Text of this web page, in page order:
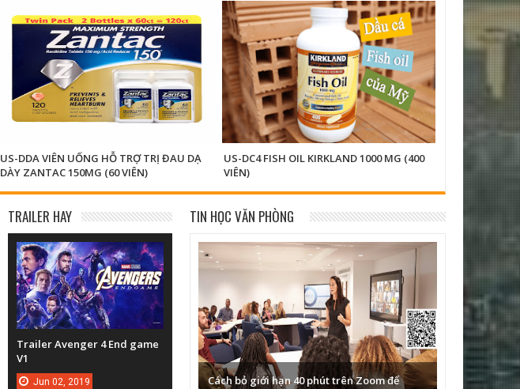
US-DDA VIÊN UỐNG HỖ TRỢ TRỊ ĐAU DẠ
DÀY ZANTAC 150MG (60 VIÊN)
US-DC4 FISH OIL KIRKLAND 1000 MG (400
VIÊN)
US-DXB DẦU
TIN HỌC VĂN PHÒNG
Danh sách AR Object xem được với Google
TRAILER HAY
Trailer Avenger 4 End game
V1
Jun 02, 2019